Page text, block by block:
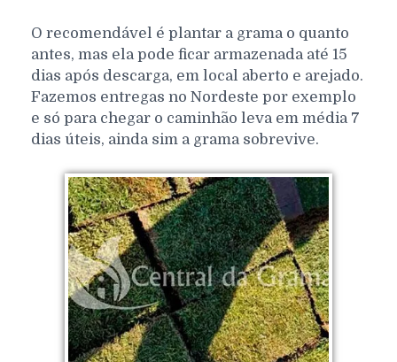
O recomendável é plantar a grama o quanto
antes, mas ela pode ficar armazenada até 15
dias após descarga, em local aberto e arejado.
Fazemos entregas no Nordeste por exemplo
e só para chegar o caminhão leva em média 7
dias úteis, ainda sim a grama sobrevive.